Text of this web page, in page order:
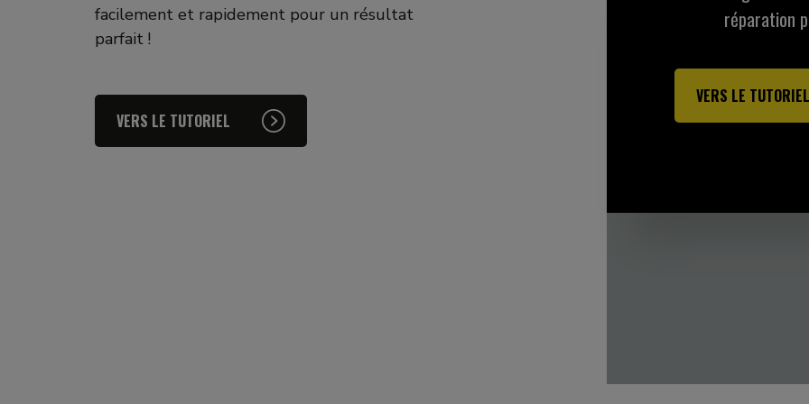
facilement et rapidement pour un résultat
parfait !
VERS LE TUTORIEL
réparation
VERS LE TUTORIEL